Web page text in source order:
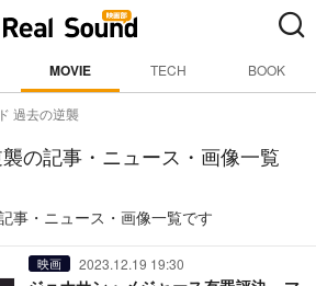
MOVIE TECH BOOK
過去の逆襲
の記事・ニュース・画像一覧
事・ニュース・画像一覧です
映画 2023.12.19 19:30